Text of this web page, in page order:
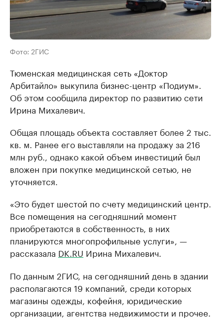
Фото: 2ГИС
Тюменская медицинская сеть «Доктор
Арбитайло» выкупила бизнес-центр «Подиум».
Об этом сообщила директор по развитию сети
Ирина Михалевич.
Общая площадь объекта составляет более 2 тыс.
кв. м. Ранее его выставляли на продажу за 216
млн руб., однако какой объем инвестиций был
вложен при покупке медицинской сетью, не
уточняется.
«Это будет шестой по счету медицинский центр.
Все помещения на сегодняшний момент
приобретаются в собственность, в них
планируются многопрофильные услуги», —
рассказала DK.RU Ирина Михалевич.
По данным 2ГИС, на сегодняшний день в здании
располагаются 19 компаний, среди которых
магазины одежды, кофейня, юридические
организации, агентства недвижимости и прочее.